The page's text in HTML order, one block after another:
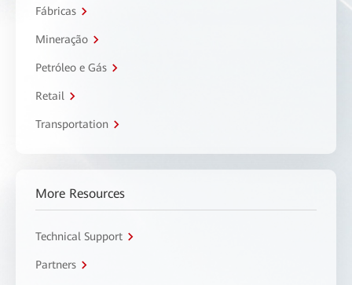
Fábricas
Mineração
Petróleo e Gás
Retail
Transportation
More Resources
Technical Support
Partners